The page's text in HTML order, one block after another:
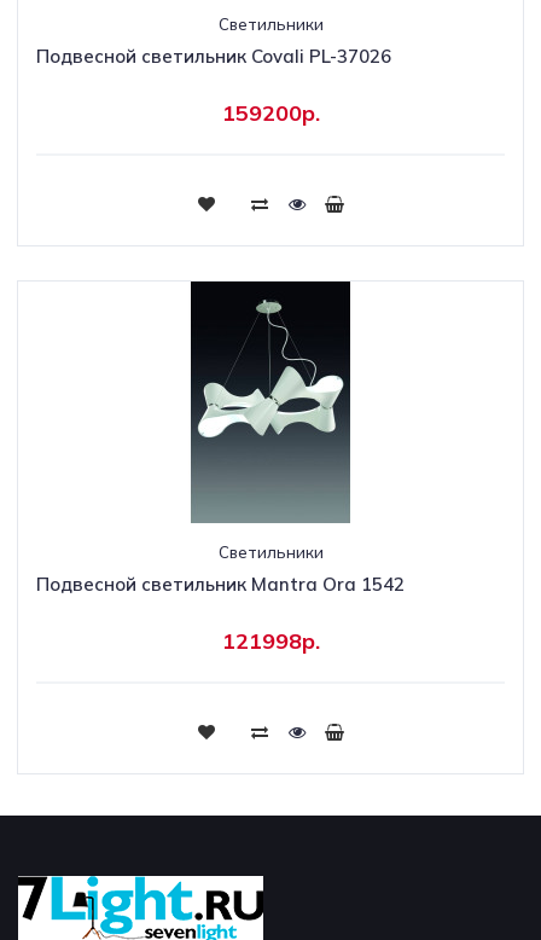
Светильники
Подвесной светильник Covali PL-37026
159200р.
Светильники
Подвесной светильник Mantra Ora 1542
121998р.